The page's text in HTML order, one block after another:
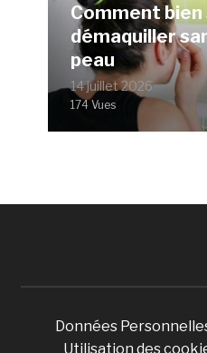
Comment bien
démaquiller
peau
14 juillet 2026
174 Vues
Données
Utilisation des